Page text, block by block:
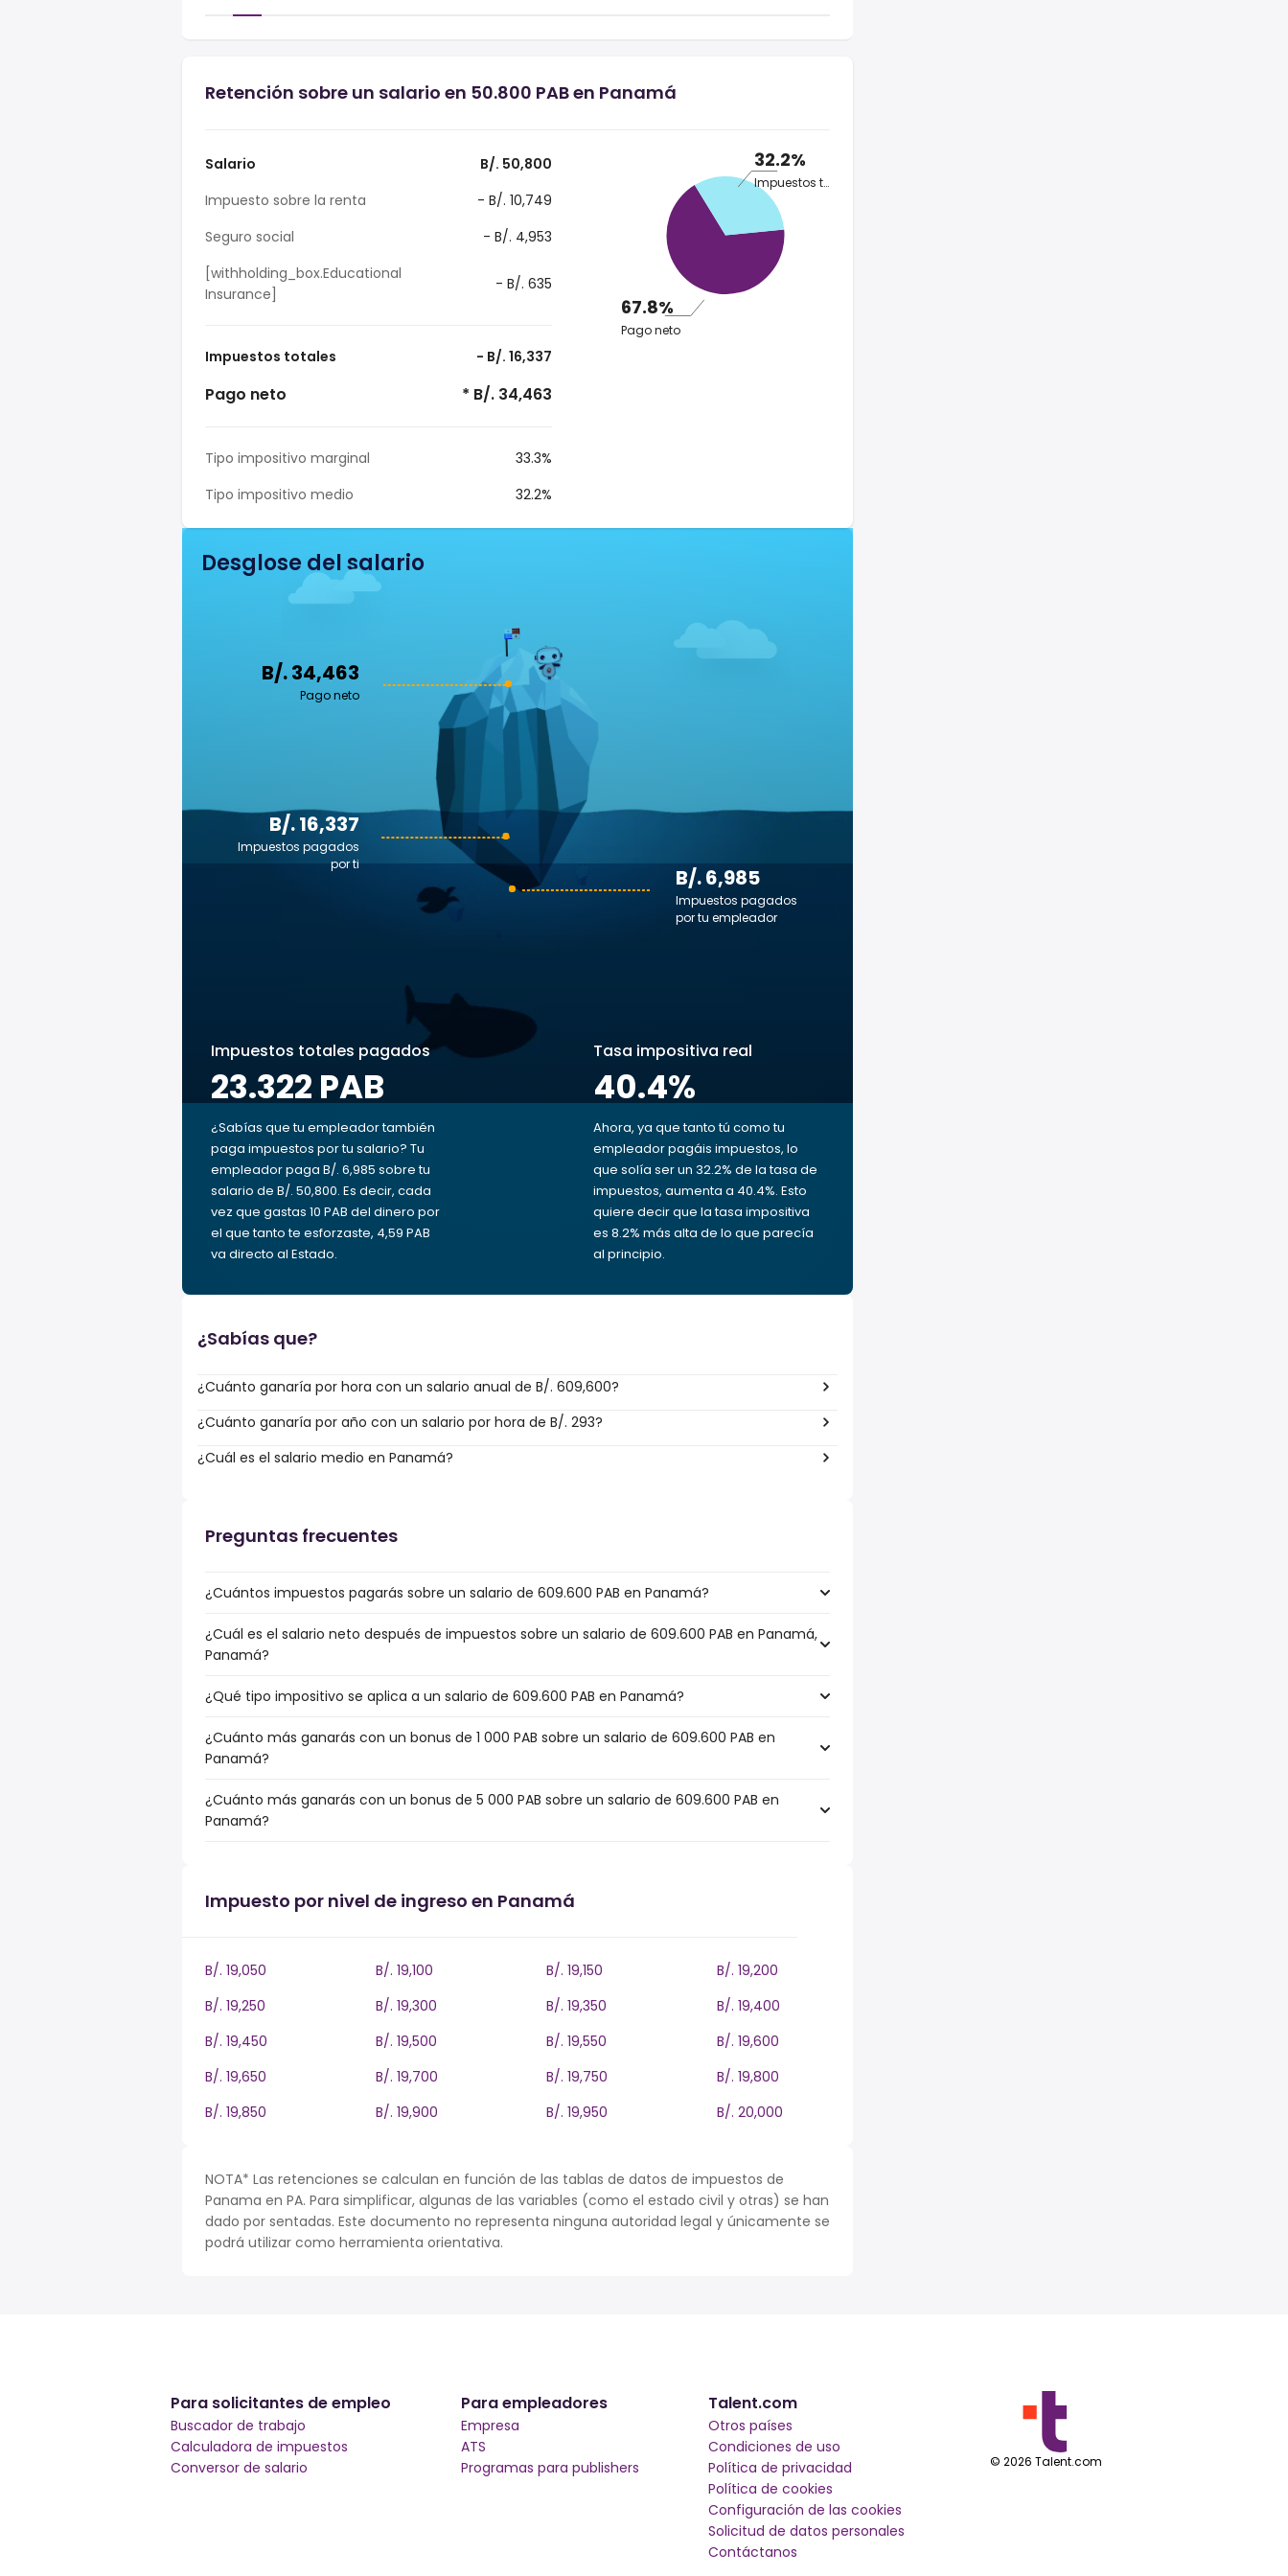
Retención sobre un salario en 50.800 PAB en Panamá
Salario
B/. 50,800
Impuesto sobre la renta
- B/. 10,749
Seguro social
- B/. 4,953
[withholding_box.Educational
Insurance]
- B/. 635
Impuestos totales - B/. 16,337
Pago neto * B/. 34,463
Tipo impositivo marginal
33.3%
Tipo impositivo medio
32.2%
32.2%
Impuestos totales
67.8%
Pago neto
Desglose del salario
B/. 34,463
Pago neto
B/. 6,985
Impuestos pagados
por tu empleador
B/. 16,337
Impuestos pagados
por ti
Impuestos totales pagados
23.322 PAB
¿Sabías que tu empleador también
paga impuestos por tu salario? Tu
empleador paga B/. 6,985 sobre tu
salario de B/. 50,800. Es decir, cada
vez que gastas 10 PAB del dinero por
el que tanto te esforzaste, 4,59 PAB
va directo al Estado.
Tasa impositiva real
40.4%
Ahora, ya que tanto tú como tu
empleador pagáis impuestos, lo
que solía ser un 32.2% de la tasa de
impuestos, aumenta a 40.4%. Esto
quiere decir que la tasa impositiva
es 8.2% más alta de lo que parecía
al principio.
¿Sabías que?
¿Cuánto ganaría por hora con un salario anual de B/. 609,600?
¿Cuánto ganaría por año con un salario por hora de B/. 293?
¿Cuál es el salario medio en Panamá?
Preguntas frecuentes
¿Cuántos impuestos pagarás sobre un salario de 609.600 PAB en Panamá?
¿Cuál es el salario neto después de impuestos sobre un salario de 609.600 PAB en Panamá,
Panamá?
¿Qué tipo impositivo se aplica a un salario de 609.600 PAB en Panamá?
¿Cuánto más ganarás con un bonus de 1 000 PAB sobre un salario de 609.600 PAB en
Panamá?
¿Cuánto más ganarás con un bonus de 5 000 PAB sobre un salario de 609.600 PAB en
Panamá?
Impuesto por nivel de ingreso en Panamá
B/. 19,050 B/. 19,100 B/. 19,150
B/. 19,200
B/. 19,250
B/. 19,300 B/. 19,350
B/. 19,400
B/. 19,450
B/. 19,500 B/. 19,550
B/. 19,600
B/. 19,650
B/. 19,700 B/. 19,750
B/. 19,800
B/. 19,850
B/. 19,900 B/. 19,950 B/. 20,000
NOTA* Las retenciones se calculan en función de las tablas de datos de impuestos de
Panama en PA. Para simplificar, algunas de las variables (como el estado civil y otras) se han
dado por sentadas. Este documento no representa ninguna autoridad legal y únicamente se
podrá utilizar como herramienta orientativa.
Para solicitantes de empleo
Buscador de trabajo
Calculadora de impuestos
Conversor de salario
Para empleadores
Empresa
ATS
Programas para publishers
Talent.com
Otros países
Condiciones de uso
Política de privacidad
Política de cookies
Configuración de las cookies
Solicitud de datos personales
Contáctanos
© 2026 Talent.com